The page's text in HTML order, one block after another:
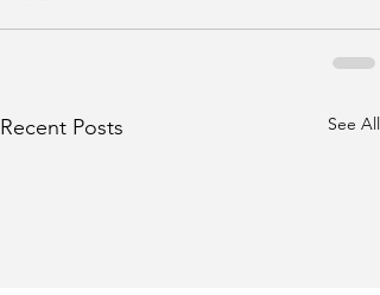
Recent Posts See All